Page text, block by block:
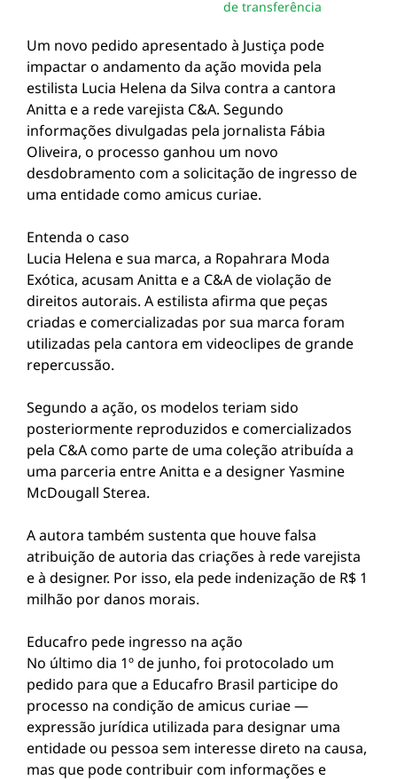
de transferência
Um novo pedido apresentado à Justiça pode
impactar o andamento da ação movida pela
estilista Lucia Helena da Silva contra a cantora
Anitta e a rede varejista C&A. Segundo
informações divulgadas pela jornalista Fábia
Oliveira, o processo ganhou um novo
desdobramento com a solicitação de ingresso de
uma entidade como amicus curiae.
Entenda o caso
Lucia Helena e sua marca, a Ropahrara Moda
Exótica, acusam Anitta e a C&A de violação de
direitos autorais. A estilista afirma que peças
criadas e comercializadas por sua marca foram
utilizadas pela cantora em videoclipes de grande
repercussão.
Segundo a ação, os modelos teriam sido
posteriormente reproduzidos e comercializados
pela C&A como parte de uma coleção atribuída a
uma parceria entre Anitta e a designer Yasmine
McDougall Sterea.
A autora também sustenta que houve falsa
atribuição de autoria das criações à rede varejista
e à designer. Por isso, ela pede indenização de R$ 1
milhão por danos morais.
Educafro pede ingresso na ação
No último dia 1º de junho, foi protocolado um
pedido para que a Educafro Brasil participe do
processo na condição de amicus curiae —
expressão jurídica utilizada para designar uma
entidade ou pessoa sem interesse direto na causa,
mas que pode contribuir com informações e